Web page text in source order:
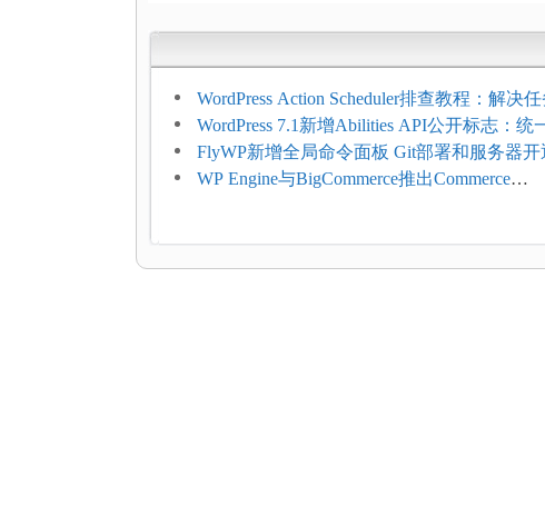
WordPress Action Scheduler排查教程：解决
压和订单延迟
WordPress 7.1新增Abilities API公开标志：统
持REST API、MCP与AI代理
FlyWP新增全局命令面板 Git部署和服务器开
方便
WP Engine与BigCommerce推出Commerce